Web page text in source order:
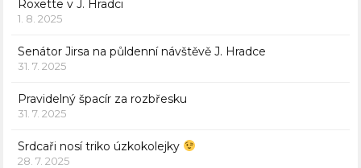
Roxette v J. Hradci
1. 8. 2025
Senátor Jirsa na půldenní návštěvě J. Hradce
31. 7. 2025
Pravidelný špacír za rozbřesku
31. 7. 2025
Srdcaři nosí triko úzkokolejky
28. 7. 2025